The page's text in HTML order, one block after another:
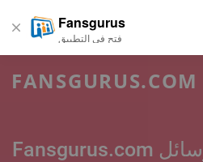
Fansgurus
فتح في التطبيق
FANSGURUS.COM
Fansgurus.com